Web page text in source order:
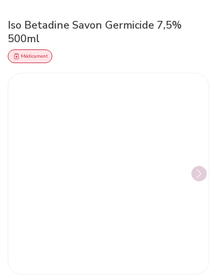
Iso Betadine Savon Germicide 7,5%
500ml
Médicament